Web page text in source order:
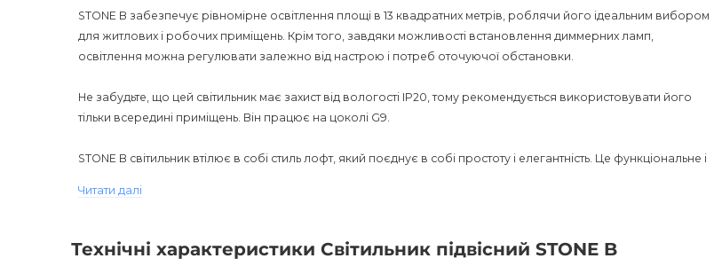
STONE B забезпечує рівномірне освітлення площі в 13 квадратних метрів, роблячи його ідеальним вибором
для житлових і робочих приміщень. Крім того, завдяки можливості встановлення диммерних ламп,
освітлення можна регулювати залежно від настрою і потреб оточуючої обстановки.
Не забудьте, що цей світильник має захист від вологості IP20, тому рекомендується використовувати його
тільки всередині приміщень. Він працює на цоколі G9.
STONE B світильник втілює в собі стиль лофт, який поєднує в собі простоту і елегантність. Це функціональне і
гарантію на товар, а також найвигідніші ціни і знижки. Стильний дизайн і висока якість роблять цей світильник
привабливим вибором для всіх, хто цінує комфорт і унікальність у своєму інтер'єрі.
Читати далі
Технічні характеристики Світильник підвісний STONE B